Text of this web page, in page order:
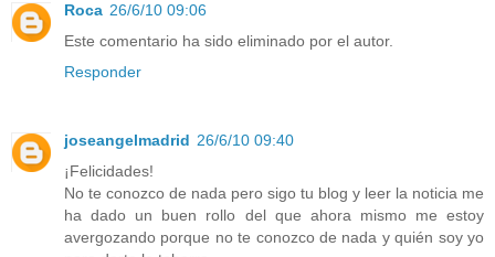
Roca 26/6/10 09:06
Este comentario ha sido eliminado por el autor.
Responder
joseangelmadrid 26/6/10 09:40
¡Felicidades!
No te conozco de nada pero sigo tu blog y leer la noticia me
ha dado un buen rollo del que ahora mismo me estoy
avergozando porque no te conozco de nada y quién soy yo